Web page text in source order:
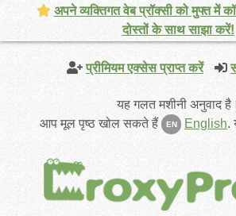
प्रीमियम एक्सेस प्राप्त करें
यह गलत मशीनी अनुवाद है।
आप मूल पृष्ठ खोल सकते हैं
EN English.
अपने व्यक्तिगत वेब प्रॉक्सी को मुफ्त में
दोस्तों के साथ साझा करें!